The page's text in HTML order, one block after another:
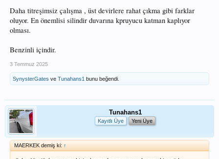
Daha titreşimsiz çalışma , üst devirlere rahat çıkma gibi farklar
oluyor. En önemlisi silindir duvarına kpruyucu katman kaplıyor
olması.
Benzinli içindir.
3 Temmuz 2025
SynysterGates ve Tunahans1 bunu beğendi.
Tunahans1
Kayıtlı Üye Yeni Üye
MAERKEK demiş ki: ↑